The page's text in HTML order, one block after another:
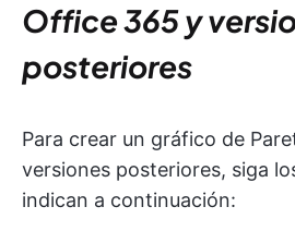
Office 365 y
posteriores
Para crear un gráfico de
versiones posteriores, siga
indican a continuación: